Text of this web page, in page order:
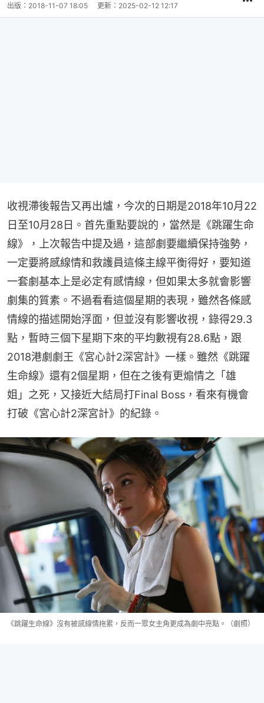
出版： 2018-11-07 18:05 更新： 2025-02-12 12:17
收視滯後報告又再出爐，今次的日期是2018年10月22
日至10月28日。首先重點要說的，當然是《跳躍生命
線》，上次報告中提及過，這部劇要繼續保持強勢，
一定要將感線情和救護員這條主線平衡得好，要知道
一套劇基本上是必定有感情線，但如果太多就會影響
劇集的質素。不過看看這個星期的表現，雖然各條感
情線的描述開始浮面，但並沒有影響收視，錄得29.3
點，暫時三個下星期下來的平均數視有28.6點，跟
2018港劇劇王《宮心計2深宮計》一樣。雖然《跳躍
生命線》還有2個星期，但在之後有更煽情之「雄
姐」之死，又接近大結局打Final Boss，看來有機會
打破《宮心計2深宮計》的紀錄。
《跳躍生命線》沒有被感線情拖累，反而一眾女主角更成為劇中亮點。（劇照）